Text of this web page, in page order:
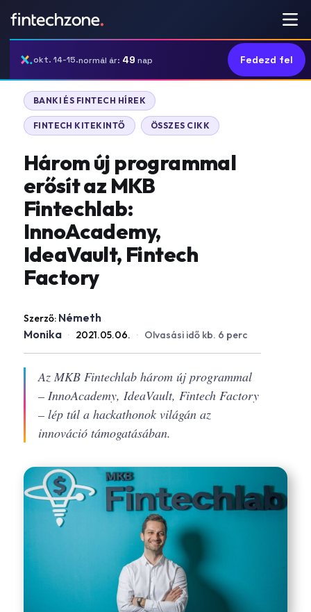
okt. 14-15.normál ár: 49 nap Fedezd fel
BANKI ÉS FINTECH HÍREK
FINTECH KITEKINTŐ ÖSSZES CIKK
Három új programmal
erősít az MKB
Fintechlab:
InnoAcademy,
IdeaVault, Fintech
Factory
Szerző: Németh
Monika · 2021.05.06. · Olvasási idő kb. 6 perc
Az MKB Fintechlab három új programmal
– InnoAcademy, IdeaVault, Fintech Factory
– lép túl a hackathonok világán az
innováció támogatásában.